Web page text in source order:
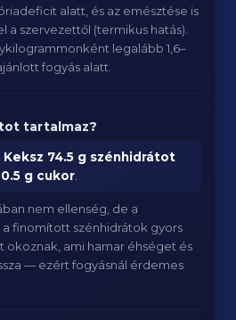
alatt, és az emésztése is
szervezettől (termikus hatás).
legalább 1,6–
fogyás alatt.
tartalmaz?
74.5 g szénhidrátot
g cukor
nem ellenség, de a
finomított szénhidrátok gyors
ami hamar éhséget és
— ezért fogyásnál érdemes